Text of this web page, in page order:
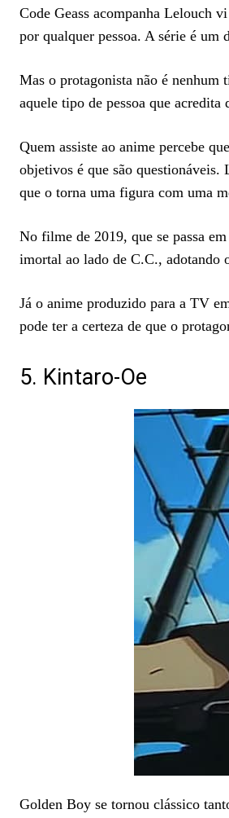
Code Geass acompanha Lelouch
por qualquer pessoa. A série é um
Mas o protagonista não é nenhum
aquele tipo de pessoa que
Quem assiste ao anime percebe
objetivos é que são
que o torna uma figura com uma
No filme de 2019, que se passa
imortal ao lado de C.C., adotando
Já o anime produzido para a TV
pode ter a certeza de que o
5. Kintaro-Oe
Golden Boy se tornou clássico